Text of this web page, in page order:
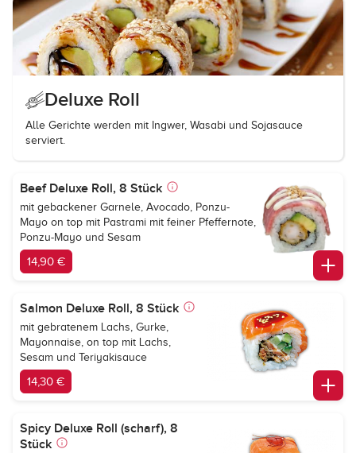
Deluxe Roll
Alle Gerichte werden mit Ingwer, Wasabi und Sojasauce
serviert.
Beef Deluxe Roll, 8 Stück
mit gebackener Garnele, Avocado, Ponzu-
Mayo on top mit Pastrami mit feiner Pfeffernote,
Ponzu-Mayo und Sesam
14,90 €
Salmon Deluxe Roll, 8 Stück
mit gebratenem Lachs, Gurke,
Mayonnaise, on top mit Lachs,
Sesam und Teriyakisauce
14,30 €
Spicy Deluxe Roll (scharf), 8
Stück